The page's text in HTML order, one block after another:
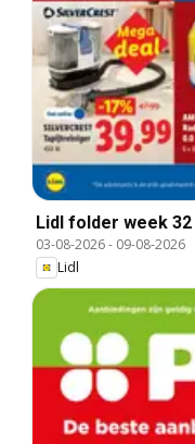
Lidl folder week 32
03-08-2026- 09-08-2026
Lidl